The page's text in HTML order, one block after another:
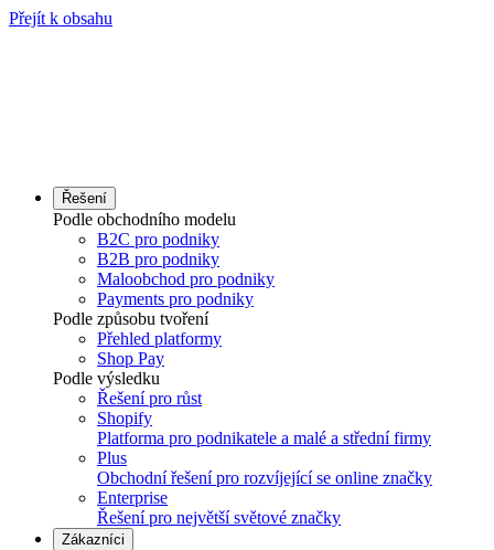
Přejít k obsahu
Řešení
Podle obchodního modelu
B2C pro podniky
B2B pro podniky
Maloobchod pro podniky
Payments pro podniky
Podle způsobu tvoření
Přehled platformy
Shop Pay
Podle výsledku
Řešení pro růst
Shopify
Platforma pro podnikatele a malé a střední firmy
Plus
Obchodní řešení pro rozvíjející se online značky
Enterprise
Řešení pro největší světové značky
Zákazníci